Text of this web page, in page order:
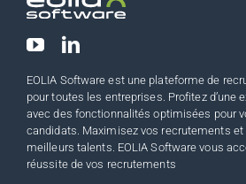
EOLIA Software est une plateforme de
pour toutes les entreprises. Profitez d’une
avec des fonctionnalités optimisées pour
candidats. Maximisez vos recrutements et
meilleurs talents. EOLIA Software vous
réussite de vos recrutements